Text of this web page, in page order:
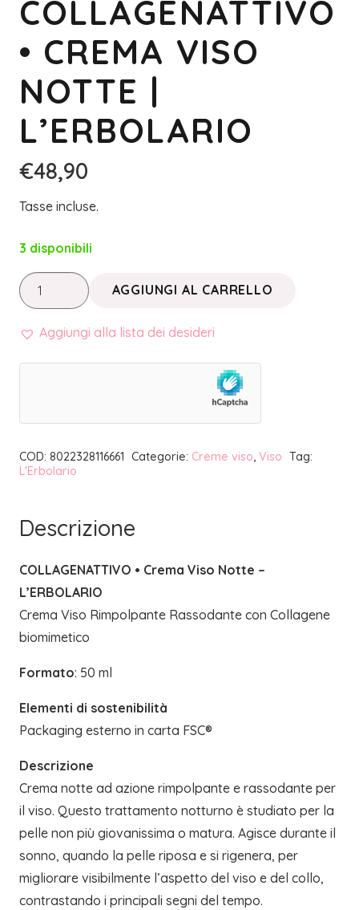
COLLAGENATTIVO
• CREMA VISO
NOTTE |
L’ERBOLARIO
€48,90
Tasse incluse.
3 disponibili
COLLAGENATTIVO
•
CREMA
AGGIUNGI AL CARRELLO
Aggiungi alla lista dei desideri
COD: 8022328116661 Categorie: Creme viso, Viso Tag:
L'Erbolario
Descrizione
COLLAGENATTIVO • Crema Viso Notte –
L’ERBOLARIO
Crema Viso Rimpolpante Rassodante con Collagene
biomimetico
Formato: 50 ml
Elementi di sostenibilità
Packaging esterno in carta FSC®
Descrizione
Crema notte ad azione rimpolpante e rassodante per
il viso. Questo trattamento notturno è studiato per la
pelle non più giovanissima o matura. Agisce durante il
sonno, quando la pelle riposa e si rigenera, per
migliorare visibilmente l’aspetto del viso e del collo,
contrastando i principali segni del tempo.